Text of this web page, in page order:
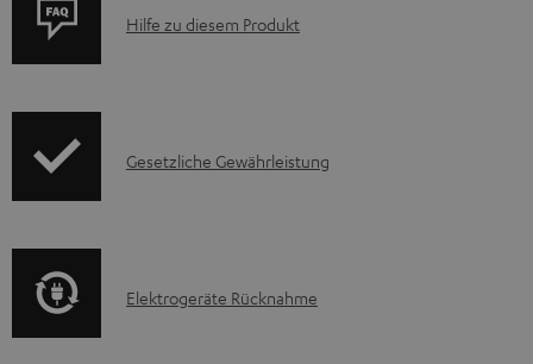
n
z
e
P
u
A
Hilfe zu diesem Produkt
I
r
Gesetzliche Gewährleistung
E
Elektrogeräte Rücknahme